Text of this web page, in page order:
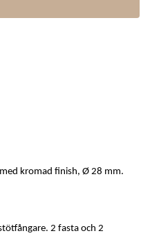
kromad finish, Ø 28 mm.
2 fasta och 2